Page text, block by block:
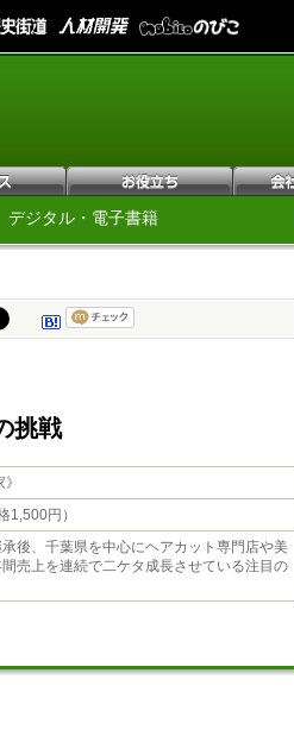
デジタル・電子書籍
挑戦
1,500円）
後、千葉県を中心にヘアカット専門店や美
売上を連続で二ケタ成長させている注目の